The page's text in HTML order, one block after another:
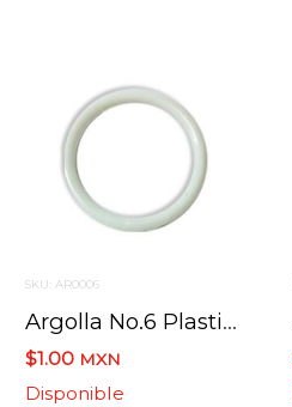
SKU: AR0006
Argolla No.6 Plastico Blanco 6.2 Cm
$1.00 MXN
Disponible